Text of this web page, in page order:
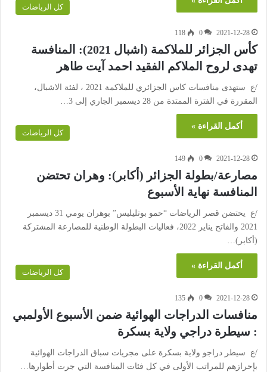
كل الرياضات
2021-12-28
0
118
كأس الجزائر للملاكمة (اشبال 2021): المنافسة
تهدى لروح الملاكم الفقيد احمد آيت طاهر
/ع ستهدى منافسات كاس الجزائري للملاكمة 2021 ، لفئة الاشبال،
المقررة في الفترة الممتدة من 28 ديسمبر الجاري إلى 3…
أكمل القراءة »
كل الرياضات
2021-12-28
0
149
مصارعة/بطولة الجزائر (أكابر): وهران تحتضن
المنافسة نهاية الأسبوع
/ع يحتضن قصر الرياضات “حمو بوتليليس” بوهران يومي 31 ديسمبر
2021 والفاتح يناير 2022، فعاليات البطولة الوطنية للمصارعة المشتركة
(أكابر)…
أكمل القراءة »
كل الرياضات
2021-12-28
0
135
منافسات الدراجات الهوائية ضمن الأسبوع الأولمبي
: سيطرة دراجي ولاية بسكرة
/ع سيطر دراجو ولاية بسكرة على مجريات سباق الدراجات الهوائية
بإحرازهم للمراتب الأولى في كل فئات المنافسة التي جرت أطوارها…